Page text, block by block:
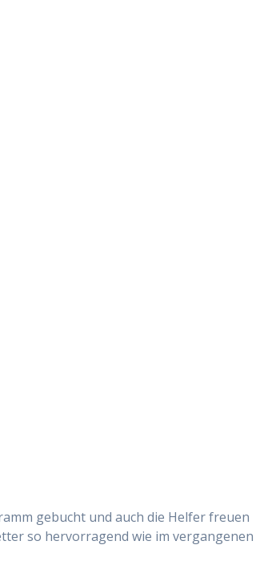
gebucht und auch die Helfer freuen
so hervorragend wie im vergangenen